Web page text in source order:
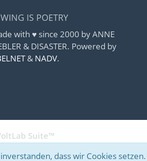
IS POETRY
with ♥ since 2000 by ANNE
& DISASTER. Powered by
& NADV.
Suite™
dass wir Cookies setzen.